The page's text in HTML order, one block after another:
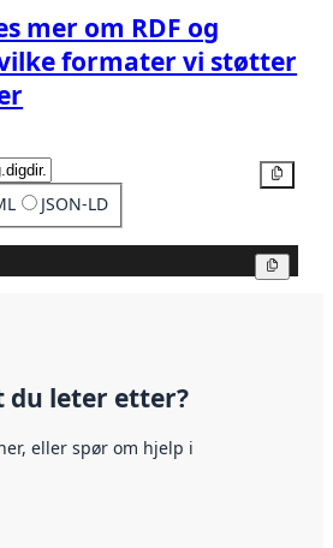
mer om RDF og
formater vi støtter
JSON-LD
du leter etter?
eller spør om hjelp i